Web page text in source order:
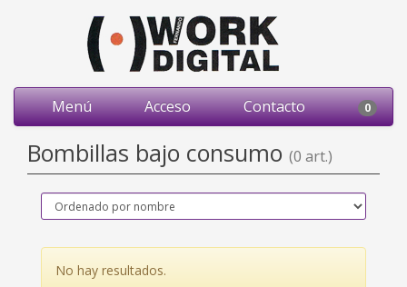
Menú Acceso Contacto 0
Bombillas bajo consumo (0 art.)
No hay resultados.